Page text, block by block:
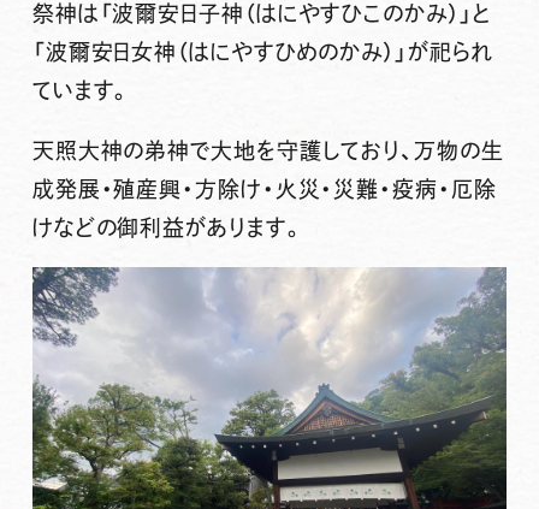
祭神は「波爾安日子神（はにやすひこのかみ）」と
「波爾安日女神（はにやすひめのかみ）」が祀られ
ています。
天照大神の弟神で大地を守護しており、万物の生
成発展・殖産興・方除け・火災・災難・疫病・厄除
けなどの御利益があります。